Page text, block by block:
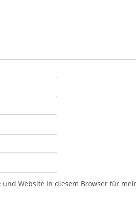
und Website in diesem Browser für